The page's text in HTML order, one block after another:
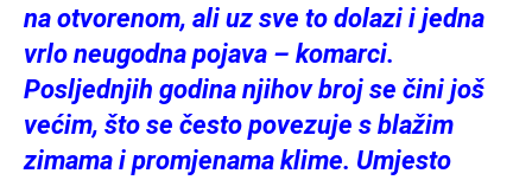
na otvorenom, ali uz sve to dolazi i jedna
vrlo neugodna pojava – komarci.
Posljednjih godina njihov broj se čini još
većim, što se često povezuje s blažim
zimama i promjenama klime. Umjesto